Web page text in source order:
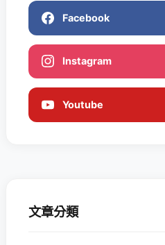
Facebook
Instagram
Youtube
文章分類